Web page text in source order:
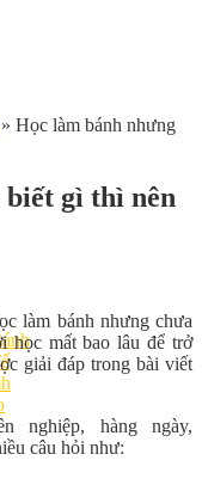
» Học làm bánh nhưng
gì thì nên
làm bánh nhưng chưa
học mất bao lâu để trở
giải đáp trong bài viết
nghiệp, hàng ngày,
câu hỏi như: